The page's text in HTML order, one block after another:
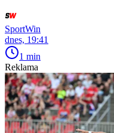
SportWin
dnes, 19:41
1 min
Reklama